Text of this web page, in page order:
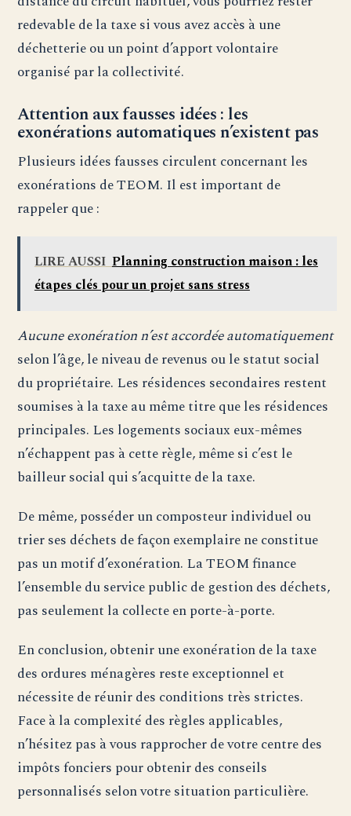
redevable de la taxe si vous avez accès à une
déchetterie ou un point d’apport volontaire
organisé par la collectivité.
Attention aux fausses idées : les
exonérations automatiques n’existent pas
Plusieurs idées fausses circulent concernant les
exonérations de TEOM. Il est important de
rappeler que :
LIRE AUSSI Planning construction maison : les
étapes clés pour un projet sans stress
Aucune exonération n’est accordée automatiquement
selon l’âge, le niveau de revenus ou le statut social
du propriétaire. Les résidences secondaires restent
soumises à la taxe au même titre que les résidences
principales. Les logements sociaux eux-mêmes
n’échappent pas à cette règle, même si c’est le
bailleur social qui s’acquitte de la taxe.
De même, posséder un composteur individuel ou
trier ses déchets de façon exemplaire ne constitue
pas un motif d’exonération. La TEOM finance
l’ensemble du service public de gestion des déchets,
pas seulement la collecte en porte-à-porte.
En conclusion, obtenir une exonération de la taxe
des ordures ménagères reste exceptionnel et
nécessite de réunir des conditions très strictes.
Face à la complexité des règles applicables,
n’hésitez pas à vous rapprocher de votre centre des
impôts fonciers pour obtenir des conseils
personnalisés selon votre situation particulière.